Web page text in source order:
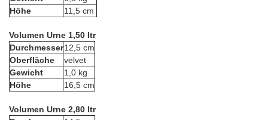
Höhe
11,5 cm
Volumen Urne 1,50 ltr
Durchmesser12,5 cm
Oberfläche
velvet
Gewicht
1,0 kg
Höhe
16,5 cm
Volumen Urne 2,80 ltr